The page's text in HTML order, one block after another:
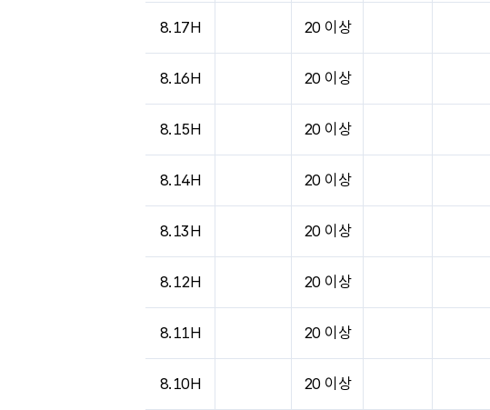
8.17H 20 이상
8.16H 20 이상
8.15H 20 이상
8.14H 20 이상
8.13H 20 이상
8.12H 20 이상
8.11H 20 이상
8.10H 20 이상